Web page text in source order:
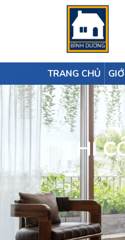
TRANG CHỦ
THI